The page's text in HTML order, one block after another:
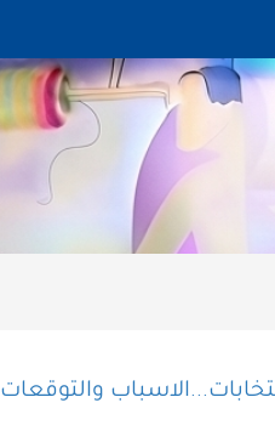
والتوقعات